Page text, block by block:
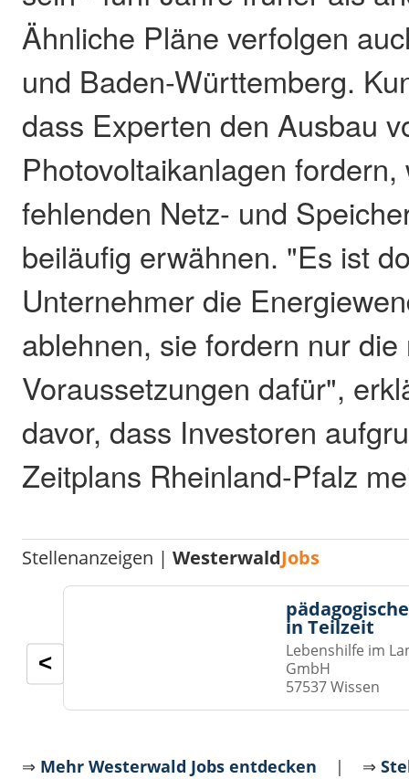
Ähnliche Pläne verfolgen
und Baden-Württemberg.
dass Experten den Ausbau
Photovoltaikanlagen
fehlenden Netz- und
beiläufig erwähnen. "Es ist
Unternehmer die
ablehnen, sie fordern nur die
Voraussetzungen dafür",
davor, dass Investoren
Zeitplans Rheinland-Pfalz
Stellenanzeigen |WesterwaldJobs
in Teilzeit
Lebenshilfe im
GmbH
57537 Wissen
<
⇒ Mehr Westerwald Jobs entdecken | ⇒